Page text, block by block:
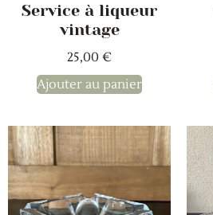
Service à liqueur
vintage
25,00 €
Ajouter au panier